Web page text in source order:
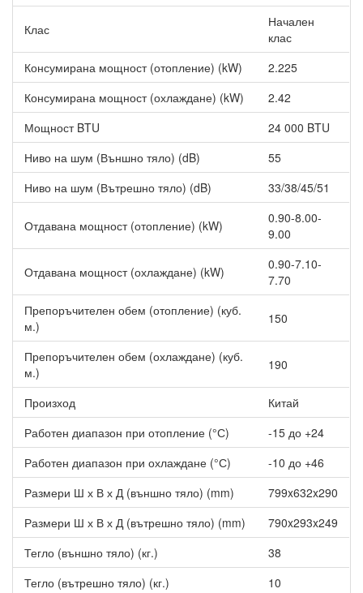
Клас
Начален
клас
Консумирана мощност (отопление) (kW)
2.225
Консумирана мощност (охлаждане) (kW)
2.42
Мощност BTU
24 000 BTU
Ниво на шум (Външно тяло) (dB)
55
Ниво на шум (Вътрешно тяло) (dB)
33/38/45/51
Отдавана мощност (отопление) (kW)
0.90-8.00-
9.00
Отдавана мощност (охлаждане) (kW)
0.90-7.10-
7.70
Препоръчителен обем (отопление) (куб.
м.)
150
Препоръчителен обем (охлаждане) (куб.
м.)
190
Произход
Китай
Работен диапазон при отопление (°С)
-15 до +24
Работен диапазон при охлаждане (°С)
-10 до +46
Размери Ш х В х Д (външно тяло) (mm)
799x632x290
Размери Ш х В х Д (вътрешно тяло) (mm)
790x293x249
Тегло (външно тяло) (кг.)
38
Тегло (вътрешно тяло) (кг.)
10